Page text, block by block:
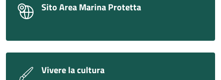
Sito Area Marina Protetta
Vivere la cultura